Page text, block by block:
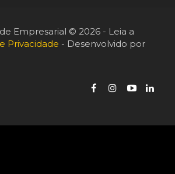
Empresarial © 2026 - Leia a
Privacidade - Desenvolvido por